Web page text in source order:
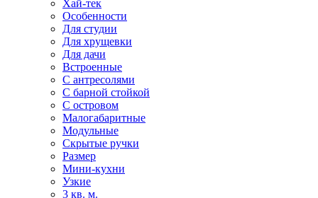
Хай-тек
Особенности
Для студии
Для хрущевки
Для дачи
Встроенные
С антресолями
С барной стойкой
С островом
Малогабаритные
Модульные
Скрытые ручки
Размер
Мини-кухни
Узкие
3 кв. м.